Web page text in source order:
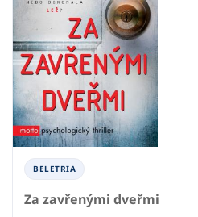
BELETRIA
Za zavřenými dveřmi